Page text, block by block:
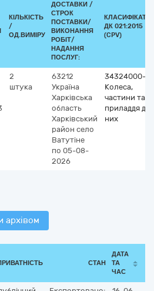
КІЛЬКІСТЬ
/
ОД.ВИМІРУ
ДОСТАВКИ /
СТРОК
ПОСТАВКИ/
ВИКОНАННЯ
РОБІТ/
НАДАННЯ
ПОСЛУГ:
ДК 021:2015
(CPV)
2
штука
63212
Україна
Харківська
область
Харківський
район село
Ватутіне
по 05-08-
2026
34324000-4
Колеса,
частини та
приладдя до
них
архівом
СТАН
ДАТА
ТА
ЧАС